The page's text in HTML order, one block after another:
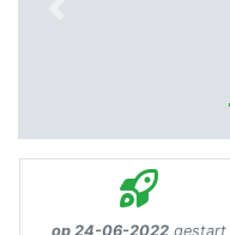
op 24-06-2022 gestart